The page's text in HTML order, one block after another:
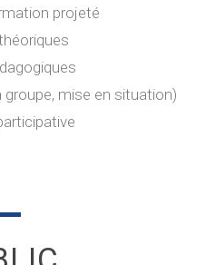
projeté
mise en situation)